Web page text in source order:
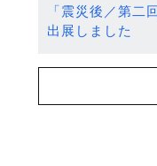
「震災後／第二
出展しました